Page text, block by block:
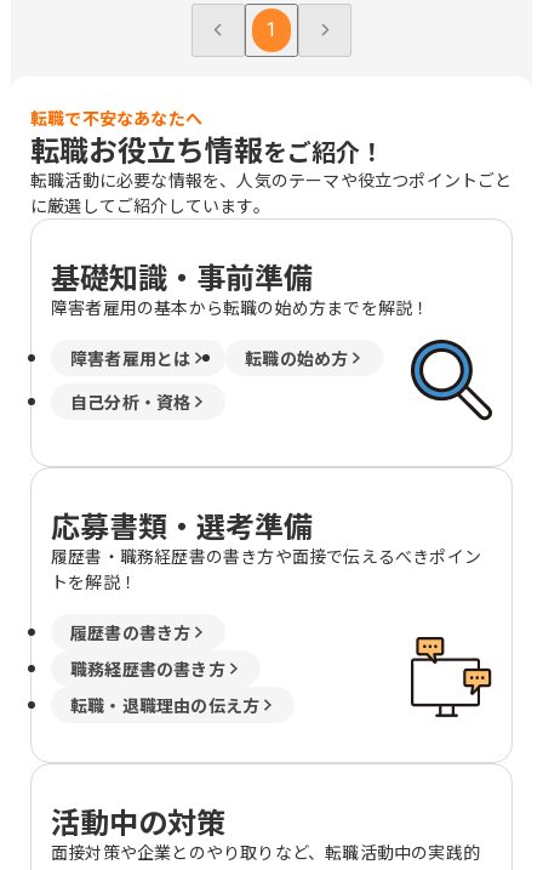
幌、仙台、万博記念公園、研究学園、さ
いたま新都心、与野、北与野、水天宮
1
転職で不安なあなたへ
転職お役立ち情報をご紹介！
転職活動に必要な情報を、人気のテーマや役立つポイントごと
に厳選してご紹介しています。
基礎知識・事前準備
障害者雇用の基本から転職の始め方までを解説！
障害者雇用とは
転職の始め方
自己分析・資格
応募書類・選考準備
履歴書・職務経歴書の書き方や面接で伝えるべきポイン
トを解説！
履歴書の書き方
職務経歴書の書き方
転職・退職理由の伝え方
活動中の対策
面接対策や企業とのやり取りなど、転職活動中の実践的